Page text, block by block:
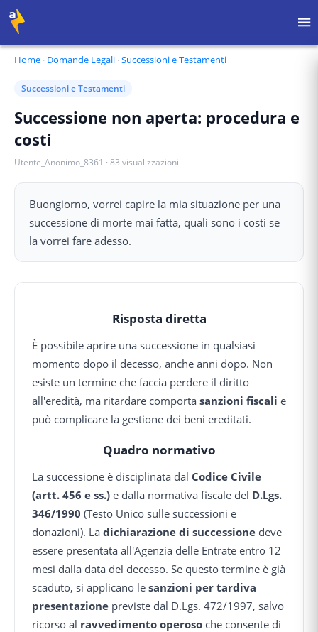
Home · Domande Legali ·Successioni e Testamenti
Successioni e Testamenti
Successione non aperta: procedura e
costi
Utente_Anonimo_8361 · 83 visualizzazioni
Buongiorno, vorrei capire la mia situazione per una
successione di morte mai fatta, quali sono i costi se
la vorrei fare adesso.
Risposta diretta
È possibile aprire una successione in qualsiasi
momento dopo il decesso, anche anni dopo. Non
esiste un termine che faccia perdere il diritto
all'eredità, ma ritardare comporta sanzioni fiscali e
può complicare la gestione dei beni ereditati.
Quadro normativo
La successione è disciplinata dal Codice Civile
(artt. 456 e ss.) e dalla normativa fiscale del D.Lgs.
346/1990 (Testo Unico sulle successioni e
donazioni). La dichiarazione di successione deve
essere presentata all'Agenzia delle Entrate entro 12
mesi dalla data del decesso. Se questo termine è già
scaduto, si applicano le sanzioni per tardiva
presentazione previste dal D.Lgs. 472/1997, salvo
ricorso al ravvedimento operoso che consente di